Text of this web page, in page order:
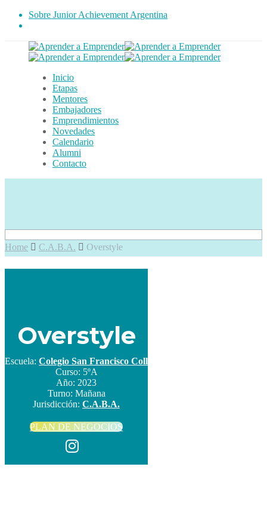
Sobre Junior Achievement Argentina
Inicio
Etapas
Mentores
Embajadores
Emprendimientos
Novedades
Calendario
Alumni
Contacto
Home C.A.B.A. Overstyle
Overstyle
Escuela: Colegio San Francisco Coll
Curso: 5ºA
Año: 2023
Turno: Mañana
Jurisdicción: C.A.B.A.
PLAN DE NEGOCIOS